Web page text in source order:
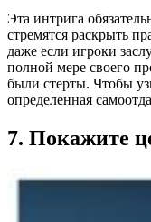
Эта интрига
стремятся раскрыть
даже если игроки
полной мере своего
были стерты. Чтобы
определенная
7. Покажите